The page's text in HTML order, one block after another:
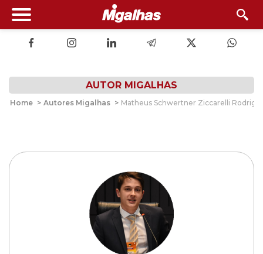
AUTOR MIGALHAS
Home > Autores Migalhas > Matheus Schwertner Ziccarelli